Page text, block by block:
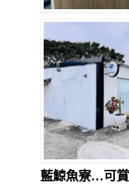
藍鯨魚寮…可